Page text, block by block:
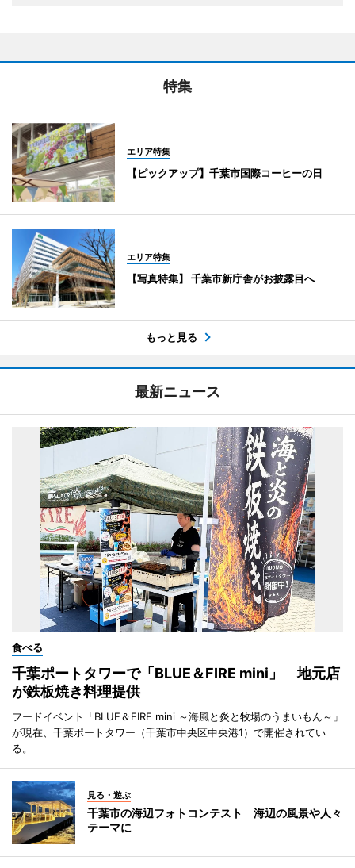
特集
エリア特集
【ピックアップ】千葉市国際コーヒーの日
エリア特集
【写真特集】 千葉市新庁舎がお披露目へ
もっと見る
最新ニュース
食べる
千葉ポートタワーで「BLUE＆FIRE mini」 地元店
が鉄板焼き料理提供
フードイベント「BLUE＆FIRE mini ～海風と炎と牧場のうまいもん～」
が現在、千葉ポートタワー（千葉市中央区中央港1）で開催されてい
る。
見る・遊ぶ
千葉市の海辺フォトコンテスト 海辺の風景や人々
テーマに